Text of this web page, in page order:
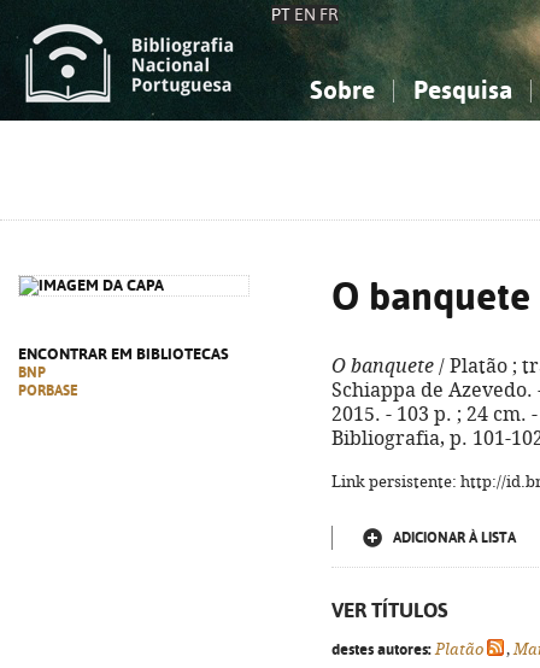
PT EN FR
Sobre Pesquisa
ENCONTRAR EM BIBLIOTECAS
BNP
PORBASE
O banquete
O banquete / Platão ;
Schiappa de Azevedo.
2015. - 103 p. ; 24 cm.
Bibliografia, p. 101-
Link persistente: http://
ADICIONAR À LISTA
VER TÍTULOS
destes autores: Platão ,